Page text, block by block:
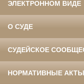
ЭЛЕКТРОННОМ ВИДЕ
О СУДЕ
СУДЕЙСКОЕ
НОРМАТИВНЫЕ АКТЫ